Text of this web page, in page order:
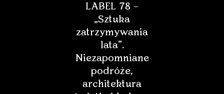
LABEL 78 –
„Sztuka
zatrzymywania
lata”.
Niezapomniane
podróże,
architektura